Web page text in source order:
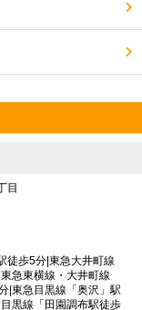
目
徒歩5分|東急大井町線
急東横線・大井町線
|東急目黒線「奥沢」駅
黒線「田園調布駅徒歩